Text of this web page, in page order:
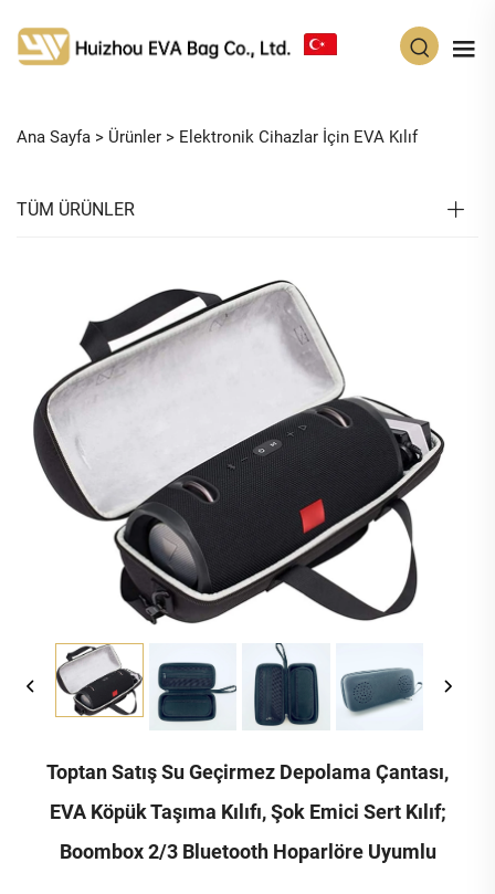
Ana Sayfa > Ürünler > Elektronik Cihazlar İçin EVA Kılıf
TÜM ÜRÜNLER
Toptan Satış Su Geçirmez Depolama Çantası,
EVA Köpük Taşıma Kılıfı, Şok Emici Sert Kılıf;
Boombox 2/3 Bluetooth Hoparlöre Uyumlu